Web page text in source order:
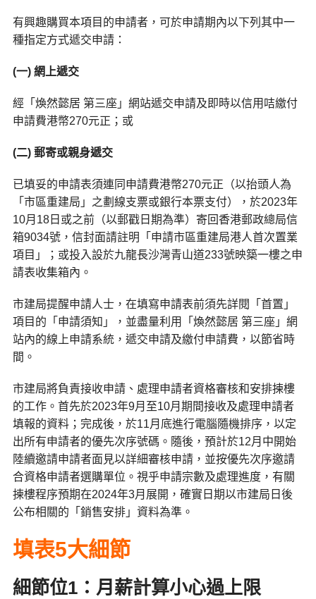
有興趣購買本項目的申請者，可於申請期內以下列其中一
種指定方式遞交申請：
(一) 網上遞交
經「煥然懿居 第三座」網站遞交申請及即時以信用咭繳付
申請費港幣270元正；或
(二) 郵寄或親身遞交
已填妥的申請表須連同申請費港幣270元正（以抬頭人為
「市區重建局」之劃線支票或銀行本票支付），於2023年
10月18日或之前（以郵戳日期為準）寄回香港郵政總局信
箱9034號，信封面請註明「申請市區重建局港人首次置業
項目」；或投入設於九龍長沙灣青山道233號映築一樓之申
請表收集箱內。
市建局提醒申請人士，在填寫申請表前須先詳閱「首置」
項目的「申請須知」，並盡量利用「煥然懿居 第三座」網
站內的線上申請系統，遞交申請及繳付申請費，以節省時
間。
市建局將負責接收申請、處理申請者資格審核和安排揀樓
的工作。首先於2023年9月至10月期間接收及處理申請者
填報的資料；完成後，於11月底進行電腦隨機排序，以定
出所有申請者的優先次序號碼。隨後，預計於12月中開始
陸續邀請申請者面見以詳細審核申請，並按優先次序邀請
合資格申請者選購單位。視乎申請宗數及處理進度，有關
揀樓程序預期在2024年3月展開，確實日期以市建局日後
公布相關的「銷售安排」資料為準。
填表5大細節
細節位1：月薪計算小心過上限